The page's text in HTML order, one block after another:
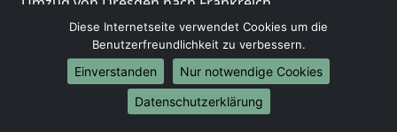
Umzug von Dresden nach Griechenland
Umzug von Dresden nach Italien
Umzug von Dresden nach Liechtenstein
Umzug von Dresden nach Luxemburg
Umzug von Dresden nach Niederlande
Diese Internetseite verwendet Cookies um die
Benutzerfreundlichkeit zu verbessern.
Einverstanden
Nur notwendige Cookies
Datenschutzerklärung